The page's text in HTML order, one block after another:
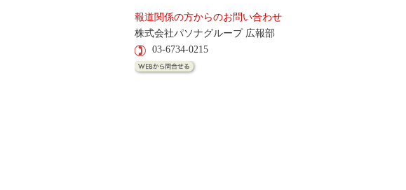
報道関係の方からのお問い合わせ
株式会社パソナグループ 広報部
03-6734-0215